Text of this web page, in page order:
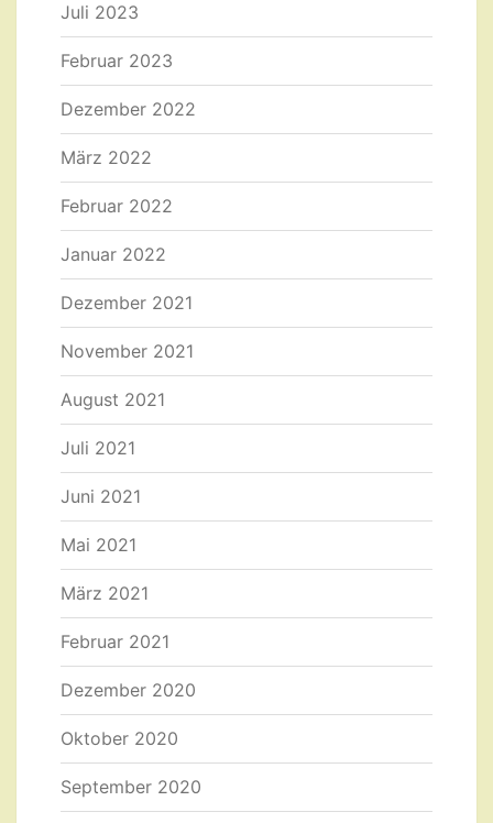
Juli 2023
Februar 2023
Dezember 2022
März 2022
Februar 2022
Januar 2022
Dezember 2021
November 2021
August 2021
Juli 2021
Juni 2021
Mai 2021
März 2021
Februar 2021
Dezember 2020
Oktober 2020
September 2020